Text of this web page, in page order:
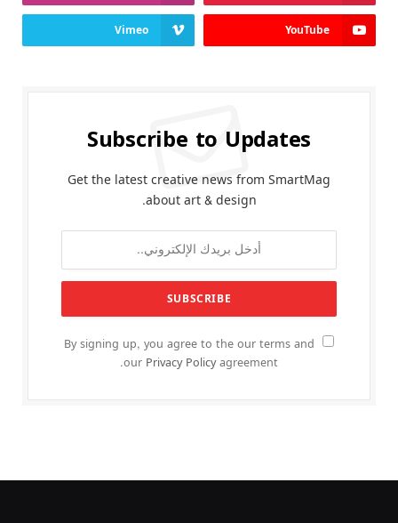
YouTube
Vimeo
Subscribe to Updates
Get the latest creative news from SmartMag
about art & design.
By signing up, you agree to the our terms and
our Privacy Policyagreement.